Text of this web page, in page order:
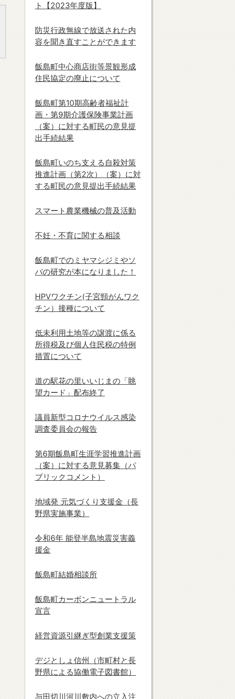
ト【2023年度版】
防災行政無線で放送された内
容を聞き直すことができます
飯島町中心商店街等景観形成
住民協定の廃止について
飯島町第10期高齢者福祉計
画・第9期介護保険事業計画
（案）に対する町民の意見提
出手続結果
飯島町いのち支える自殺対策
推進計画（第2次）（案）に対
する町民の意見提出手続結果
スマート農業機械の普及活動
不妊・不育に関する相談
飯島町でのミヤマシジミやソ
バの研究が本になりました！
HPVワクチン(子宮頸がんワク
チン）接種について
低未利用土地等の譲渡に係る
所得税及び個人住民税の特例
措置について
道の駅花の里いいじまの「眺
望カード」配布終了
議員新型コロナウイルス感染
調査委員会の報告
第6期飯島町生涯学習推進計画
（案）に対する意見募集（パ
ブリックコメント）
地域発 元気づくり支援金（長
野県実施事業）
令和6年 能登半島地震災害義
援金
飯島町結婚相談所
飯島町カーボンニュートラル
宣言
経営資源引継ぎ型創業支援策
デジとしょ信州（市町村と長
野県による協働電子図書館）
与田切川河川敷内への立入注